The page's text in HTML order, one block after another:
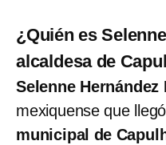
¿Quién es
alcaldesa de
Selenne Hernández
mexiquense que
municipal de